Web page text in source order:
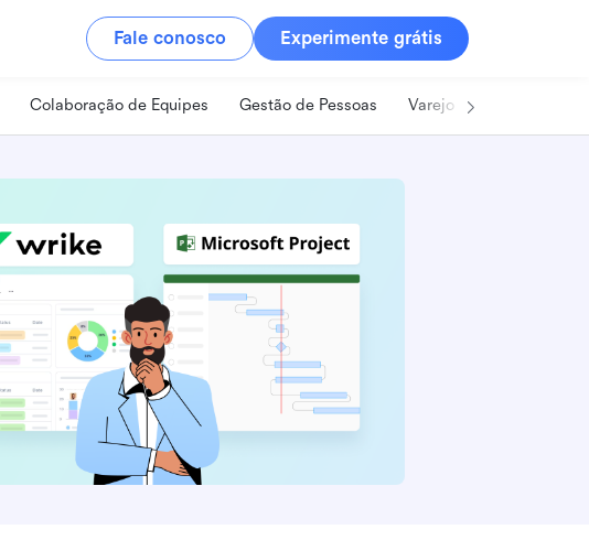
Fale conosco Experimente grátis
Colaboração de Equipes Gestão de Pessoas Varejo